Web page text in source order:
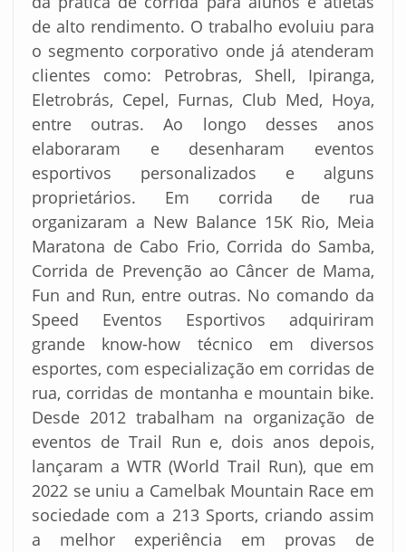
de alto rendimento. O trabalho evoluiu para
o segmento corporativo onde já atenderam
clientes como: Petrobras, Shell, Ipiranga,
Eletrobrás, Cepel, Furnas, Club Med, Hoya,
entre outras. Ao longo desses anos
elaboraram e desenharam eventos
esportivos personalizados e alguns
proprietários. Em corrida de rua
organizaram a New Balance 15K Rio, Meia
Maratona de Cabo Frio, Corrida do Samba,
Corrida de Prevenção ao Câncer de Mama,
Fun and Run, entre outras. No comando da
Speed Eventos Esportivos adquiriram
grande know-how técnico em diversos
esportes, com especialização em corridas de
rua, corridas de montanha e mountain bike.
Desde 2012 trabalham na organização de
eventos de Trail Run e, dois anos depois,
lançaram a WTR (World Trail Run), que em
2022 se uniu a Camelbak Mountain Race em
sociedade com a 213 Sports, criando assim
a melhor experiência em provas de